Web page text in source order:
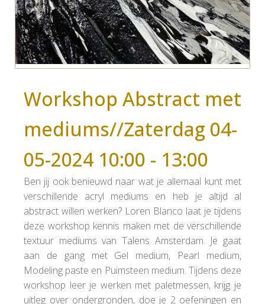
Workshop Abstract met
mediums//Zaterdag 04-
05-2024 10:00 - 13:00
Ben jij ook benieuwd naar wat je allemaal kunt met
verschillende acryl mediums en heb je altijd al
abstract willen werken? Loren Blanco laat je tijdens
deze workshop kennis maken met de verschillende
textuur mediums van Talens Amsterdam. Je gaat
aan de gang met Gel medium, Pearl medium,
Modeling paste en Puimsteen medium. Tijdens deze
workshop leer je werken met paletmessen, krijg je
uitleg over ondergronden, doe je 2 oefeningen en